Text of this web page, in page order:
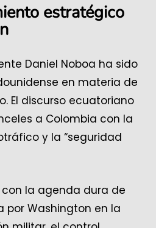
estratégico
Daniel Noboa ha sido
en materia de
El discurso ecuatoriano
a Colombia con la
y la “seguridad
la agenda dura de
por Washington en la